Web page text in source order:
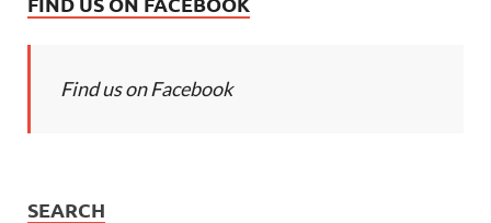
Find us on Facebook
SEARCH